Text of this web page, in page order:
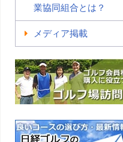
業協同組合とは？
メディア掲載